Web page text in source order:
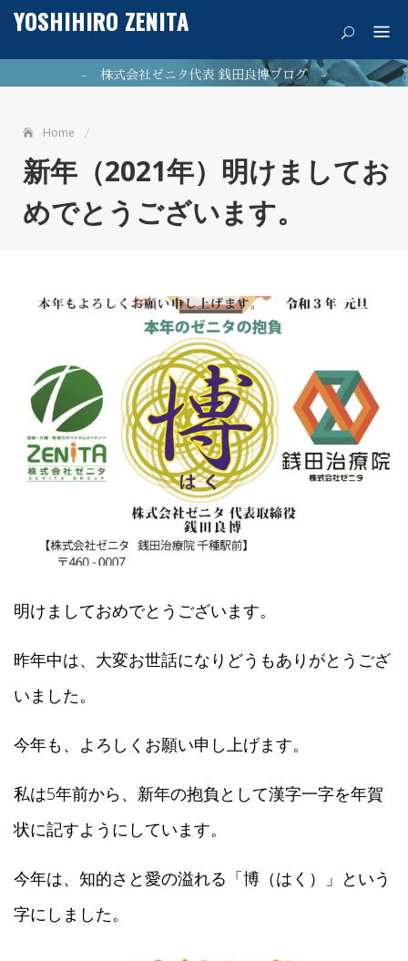
Skip
content
YOSHIHIRO ZENITA痛みを希望に
- 株式会社ゼニタ代表 銭田良博ブログ -
Home
新年（2021年）明けましてお
めでとうございます。
明けましておめでとうございます。
昨年中は、大変お世話になりどうもありがとうござ
いました。
今年も、よろしくお願い申し上げます。
私は5年前から、新年の抱負として漢字一字を年賀
状に記すようにしています。
今年は、知的さと愛の溢れる「博（はく）」という
字にしました。
公式ホームページはこちら
NEWPOST 最新の投稿
で放映されました。
2023年11月9日
最新のブログはこちら！ 2023年7月26日
銭田治療院千種駅前はマッサージ師募集中!!
2021年5
月21日
株式会社ゼニタ銭田治療院千種駅前就職説明会（Zoom）
のご案内
2021年3月13日
星城大学公開講演会のご案内（ウィズコロナ・ポストコロ
2021年2月28日